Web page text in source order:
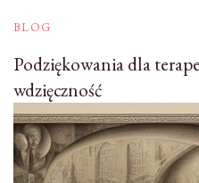
BLOG
Podziękowania dla
wdzięczność